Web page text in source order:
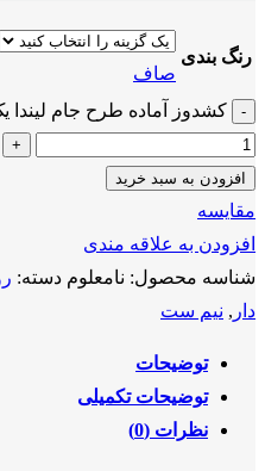
رنگ بندی
صاف
کشدوز آماده طرح جام لیندا
افزودن به سبد خرید
مقايسه
افزودن به علاقه مندی
شناسه محصول: نامعلوم دسته:
دار , نیم ست
توضیحات
توضیحات تکمیلی
نظرات (0)